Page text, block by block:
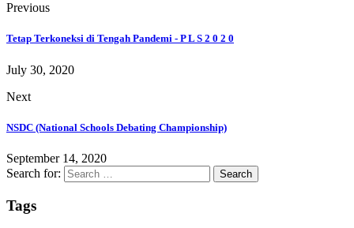
Previous
Tetap Terkoneksi di Tengah Pandemi - P L S 2 0 2 0
July 30, 2020
Next
NSDC (National Schools Debating Championship)
September 14, 2020
Search for:
Tags